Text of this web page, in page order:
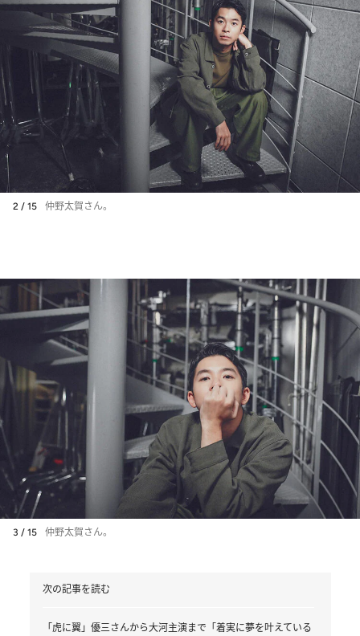
2 / 15 仲野太賀さん。
3 / 15 仲野太賀さん。
次の記事を読む
「虎に翼」優三さんから大河主演まで「着実に夢を叶えている